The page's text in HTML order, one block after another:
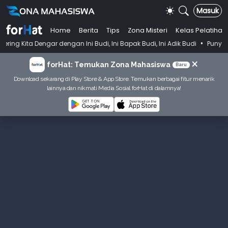
Masuk
Home Berita Tips Zona Misteri
Kelas Pelatihan
dengan Ini Budi, Ini Bapak Budi, Ini Adik Budi • Punya Tujuan
forHat: Temukan Zona Mahasiswa Baru ×
Download sekarang di Play Store & App Store. Temukan berbagai fitur menarik
lainnya dan nikmati Media Sosial forHat di dalamnya!